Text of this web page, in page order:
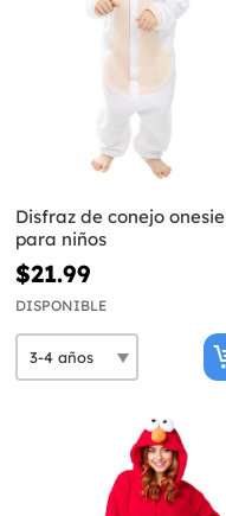
Disfraz de conejo onesie
para niños
$21.99
DISPONIBLE